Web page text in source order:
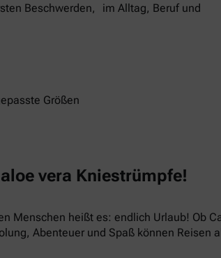
Beschwerden, im Alltag, Beruf und
Größen
vera Kniestrümpfe!
Menschen heißt es: endlich Urlaub! Ob
Abenteuer und Spaß können Reisen